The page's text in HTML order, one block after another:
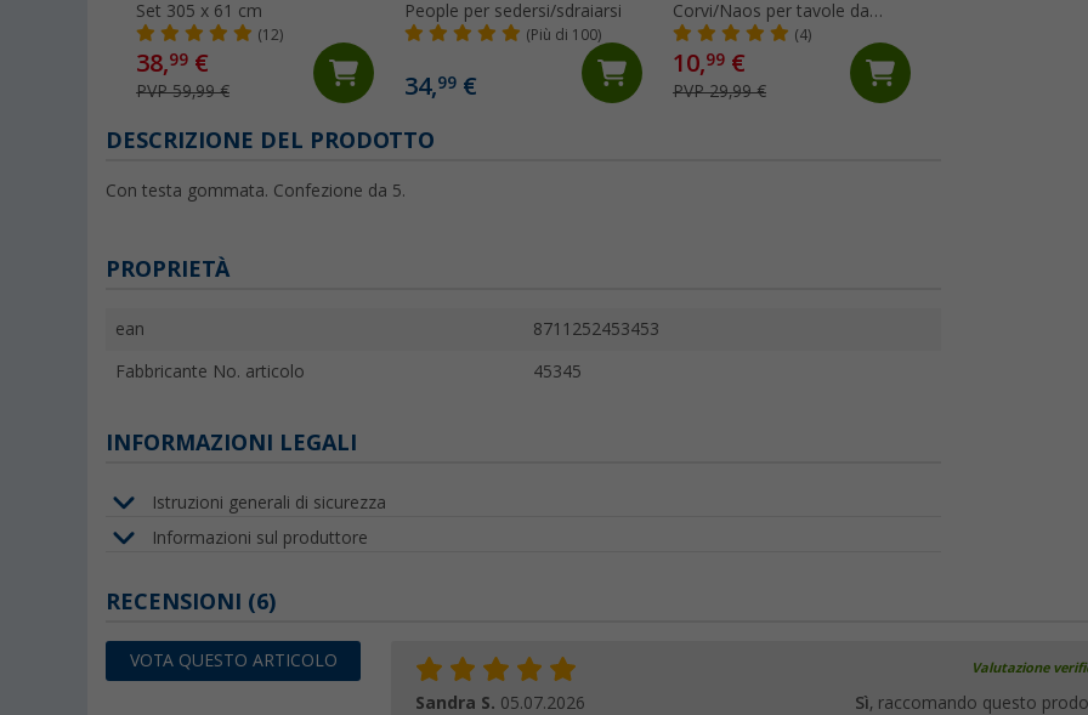
Set 305 x 61 cm
(12)
38,99 €
PVP 59,99 €
People per sedersi/sdraiarsi
(Più di 100)
34,99 €
Corvi/Naos per tavole da
stand up paddling
(4)
10,99 €
PVP 29,99 €
DESCRIZIONE DEL PRODOTTO
Con testa gommata. Confezione da 5.
PROPRIETÀ
ean 8711252453453
Fabbricante No. articolo 45345
INFORMAZIONI LEGALI
Istruzioni generali di sicurezza
Informazioni sul produttore
RECENSIONI (6)
VOTA QUESTO ARTICOLO Valutazione
Sandra S. 05.07.2026 Sì, raccomando questo